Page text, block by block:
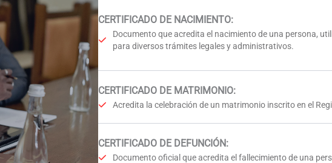
CERTIFICADO DE NACIMIENTO:
Documento que acredita el nacimiento de una persona,
para diversos trámites legales y administrativos.
CERTIFICADO DE MATRIMONIO:
Acredita la celebración de un matrimonio inscrito en el
CERTIFICADO DE DEFUNCIÓN:
Documento oficial que acredita el fallecimiento de una